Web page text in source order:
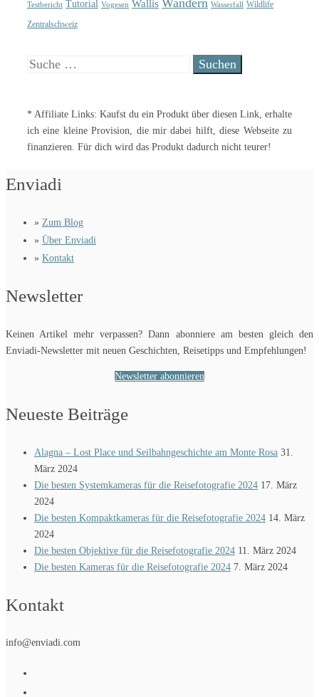
Testbericht Tutorial Vogesen Wallis Wasserfall Wildlife
Zentralschweiz
Suche
* Affiliate Links: Kaufst du ein Produkt über diesen Link, erhalte
ich eine kleine Provision, die mir dabei hilft, diese Webseite zu
finanzieren. Für dich wird das Produkt dadurch nicht teurer!
Enviadi
» Zum Blog
» Über Enviadi
» Kontakt
Newsletter
Keinen Artikel mehr verpassen? Dann abonniere am besten gleich den
Enviadi-Newsletter mit neuen Geschichten, Reisetipps und Empfehlungen!
Newsletter abonnieren
Neueste Beiträge
Alagna – Lost Place und Seilbahngeschichte am Monte Rosa 31.
März 2024
Die besten Systemkameras für die Reisefotografie 2024 17. März
2024
Die besten Kompaktkameras für die Reisefotografie 2024 14. März
2024
Die besten Objektive für die Reisefotografie 2024 11. März 2024
Die besten Kameras für die Reisefotografie 2024 7. März 2024
Kontakt
info@enviadi.com